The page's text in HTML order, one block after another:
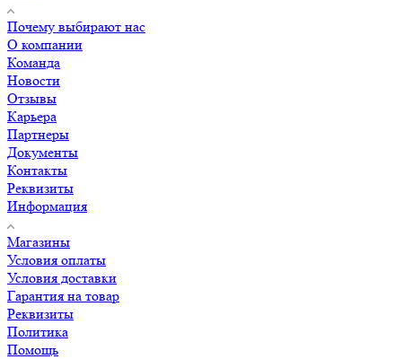
Почему выбирают нас
О компании
Команда
Новости
Отзывы
Карьера
Партнеры
Документы
Контакты
Реквизиты
Информация
Магазины
Условия оплаты
Условия доставки
Гарантия на товар
Реквизиты
Политика
Помощь